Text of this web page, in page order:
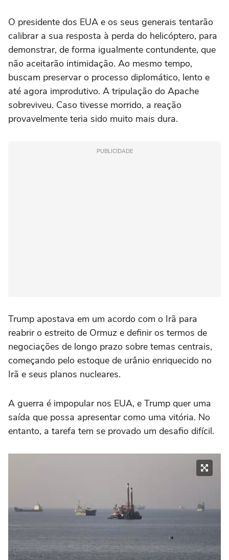
O presidente dos EUA e os seus generais tentarão
calibrar a sua resposta à perda do helicóptero, para
demonstrar, de forma igualmente contundente, que
não aceitarão intimidação. Ao mesmo tempo,
buscam preservar o processo diplomático, lento e
até agora improdutivo. A tripulação do Apache
sobreviveu. Caso tivesse morrido, a reação
provavelmente teria sido muito mais dura.
PUBLICIDADE
Trump apostava em um acordo com o Irã para
reabrir o estreito de Ormuz e definir os termos de
negociações de longo prazo sobre temas centrais,
começando pelo estoque de urânio enriquecido no
Irã e seus planos nucleares.
A guerra é impopular nos EUA, e Trump quer uma
saída que possa apresentar como uma vitória. No
entanto, a tarefa tem se provado um desafio difícil.